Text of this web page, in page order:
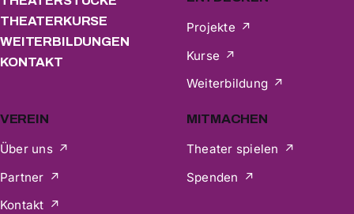
THEATERKURSE
WEITERBILDUNGEN
KONTAKT
Projekte
Kurse
Weiterbildung
VEREIN
Über uns
Partner
Kontakt
MITMACHEN
Theater spielen
Spenden